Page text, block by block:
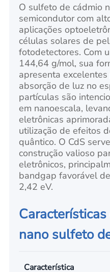
O sulfeto de cádmio
semicondutor com
aplicações
células solares de
fotodetectores. Com
144,64 g/mol, sua
apresenta
absorção de luz no
partículas são
em nanoescala,
eletrônicas
utilização de efeitos
quântico. O CdS
construção valioso
eletrônicos,
bandgap favorável
2,42 eV.
nano sulfeto
Característica